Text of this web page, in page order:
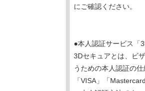
にご確認ください。
●本人認証サービス「
3Dセキュアとは、ビ
うための本人認証の仕
「VISA」「